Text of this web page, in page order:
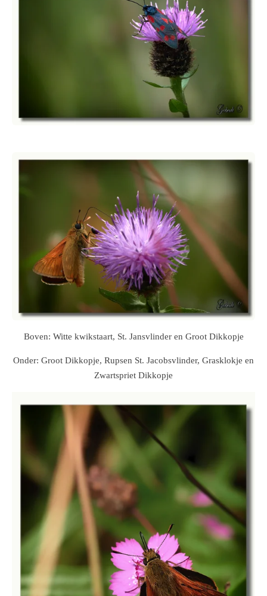
Boven: Witte kwikstaart, St. Jansvlinder en Groot Dikkopje
Onder: Groot Dikkopje, Rupsen St. Jacobsvlinder, Grasklokje en
Zwartspriet Dikkopje